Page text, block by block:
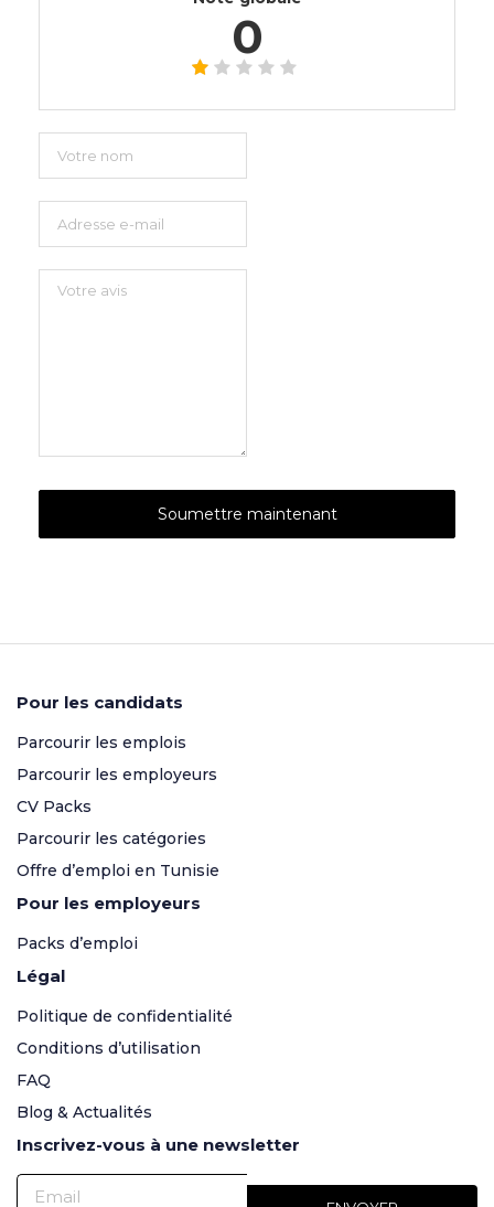
0
Pour les candidats
Parcourir les emplois
Parcourir les employeurs
CV Packs
Parcourir les catégories
Offre d’emploi en Tunisie
Pour les employeurs
Packs d’emploi
Légal
Politique de confidentialité
Conditions d’utilisation
FAQ
Blog & Actualités
Inscrivez-vous à une newsletter